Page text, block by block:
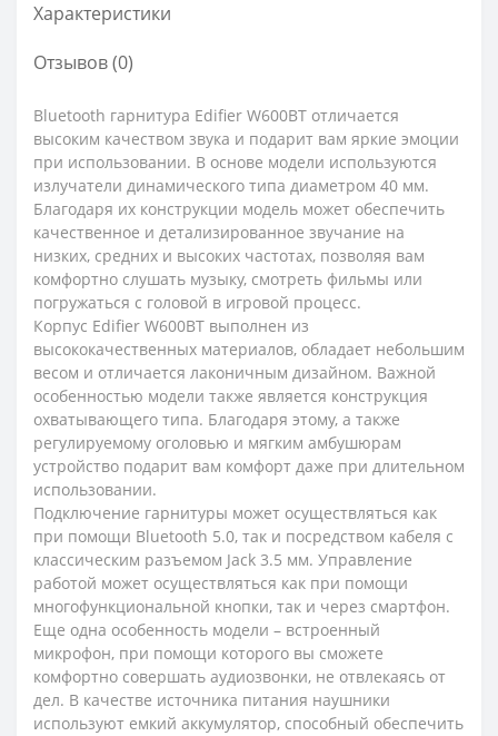
Характеристики
Отзывов (0)
Bluetooth гарнитура Edifier W600BT отличается
высоким качеством звука и подарит вам яркие эмоции
при использовании. В основе модели используются
излучатели динамического типа диаметром 40 мм.
Благодаря их конструкции модель может обеспечить
качественное и детализированное звучание на
низких, средних и высоких частотах, позволяя вам
комфортно слушать музыку, смотреть фильмы или
погружаться с головой в игровой процесс.
Корпус Edifier W600BT выполнен из
высококачественных материалов, обладает небольшим
весом и отличается лаконичным дизайном. Важной
особенностью модели также является конструкция
охватывающего типа. Благодаря этому, а также
регулируемому оголовью и мягким амбушюрам
устройство подарит вам комфорт даже при длительном
использовании.
Подключение гарнитуры может осуществляться как
при помощи Bluetooth 5.0, так и посредством кабеля с
классическим разъемом Jack 3.5 мм. Управление
работой может осуществляться как при помощи
многофункциональной кнопки, так и через смартфон.
Еще одна особенность модели – встроенный
микрофон, при помощи которого вы сможете
комфортно совершать аудиозвонки, не отвлекаясь от
дел. В качестве источника питания наушники
используют емкий аккумулятор, способный обеспечить